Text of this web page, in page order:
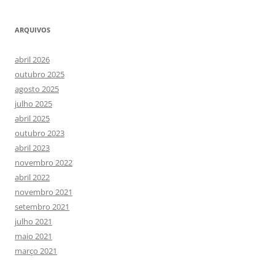
ARQUIVOS
abril 2026
outubro 2025
agosto 2025
julho 2025
abril 2025
outubro 2023
abril 2023
novembro 2022
abril 2022
novembro 2021
setembro 2021
julho 2021
maio 2021
março 2021